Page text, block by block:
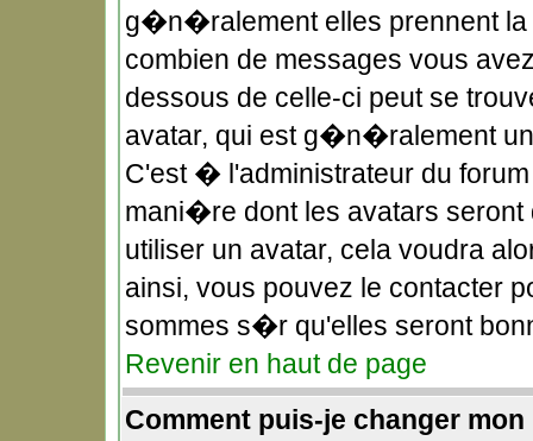
g�n�ralement elles prennent
combien de messages vous
dessous de celle-ci peut se
avatar, qui est g�n�ralement
C'est � l'administrateur du
mani�re dont les avatars seront
utiliser un avatar, cela voudra
ainsi, vous pouvez le contacter
sommes s�r qu'elles seront
Revenir en haut de page
Comment puis-je changer mon